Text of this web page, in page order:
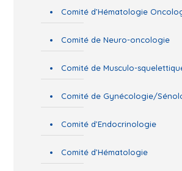
Comité d’Hématologie
Comité de Neuro-oncologie
Comité de Musculo-
Comité de Gynécologie/
Comité d’Endocrinologie
Comité d’Hématologie